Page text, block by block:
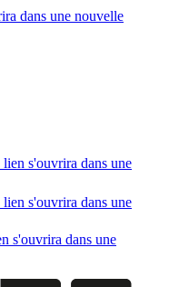
dans une nouvelle
lien s'ouvrira dans une
lien s'ouvrira dans une
s'ouvrira dans une